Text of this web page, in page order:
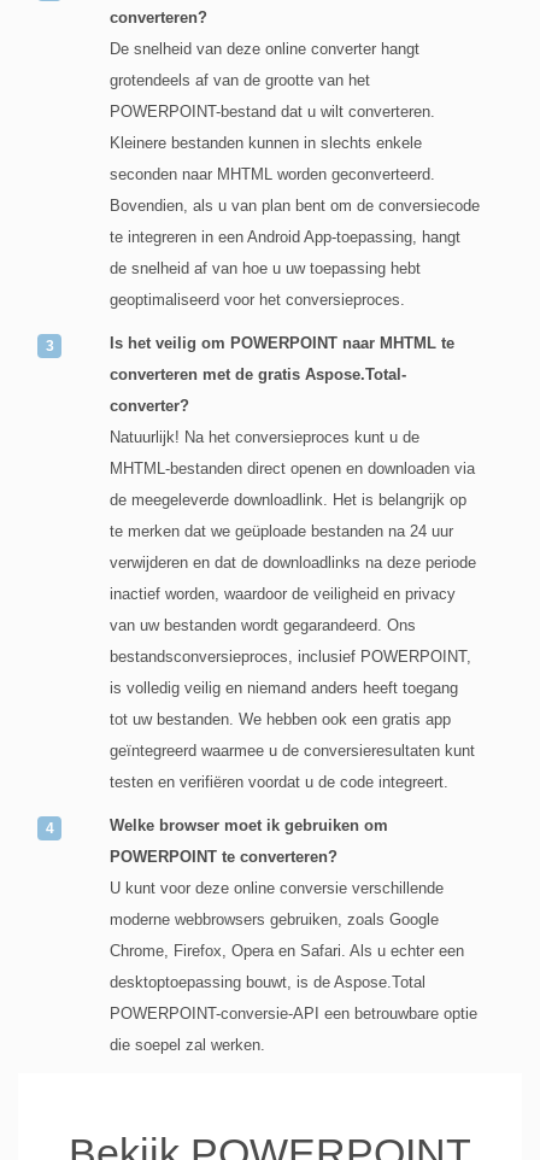
converteren?
De snelheid van deze online converter hangt
grotendeels af van de grootte van het
POWERPOINT-bestand dat u wilt converteren.
Kleinere bestanden kunnen in slechts enkele
seconden naar MHTML worden geconverteerd.
Bovendien, als u van plan bent om de conversiecode
te integreren in een Android App-toepassing, hangt
de snelheid af van hoe u uw toepassing hebt
geoptimaliseerd voor het conversieproces.
Is het veilig om POWERPOINT naar MHTML te
converteren met de gratis Aspose.Total-
converter?
Natuurlijk! Na het conversieproces kunt u de
MHTML-bestanden direct openen en downloaden via
de meegeleverde downloadlink. Het is belangrijk op
te merken dat we geüploade bestanden na 24 uur
verwijderen en dat de downloadlinks na deze periode
inactief worden, waardoor de veiligheid en privacy
van uw bestanden wordt gegarandeerd. Ons
bestandsconversieproces, inclusief POWERPOINT,
is volledig veilig en niemand anders heeft toegang
tot uw bestanden. We hebben ook een gratis app
geïntegreerd waarmee u de conversieresultaten kunt
testen en verifiëren voordat u de code integreert.
Welke browser moet ik gebruiken om
POWERPOINT te converteren?
U kunt voor deze online conversie verschillende
moderne webbrowsers gebruiken, zoals Google
Chrome, Firefox, Opera en Safari. Als u echter een
desktoptoepassing bouwt, is de Aspose.Total
POWERPOINT-conversie-API een betrouwbare optie
die soepel zal werken.